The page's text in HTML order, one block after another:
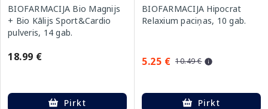
BIOFARMACIJA Bio Magnijs
+ Bio Kālijs Sport&Cardio
pulveris, 14 gab.
18.99 €
Pirkt
BIOFARMACIJA Hipocrat
Relaxium paciņas, 10 gab.
5.25 € 10.49 €
Pirkt